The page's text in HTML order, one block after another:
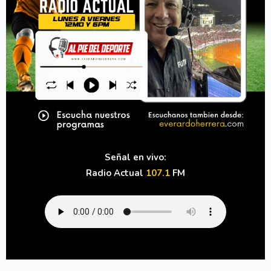
Señal en vivo:
Radio Actual 107.1 FM